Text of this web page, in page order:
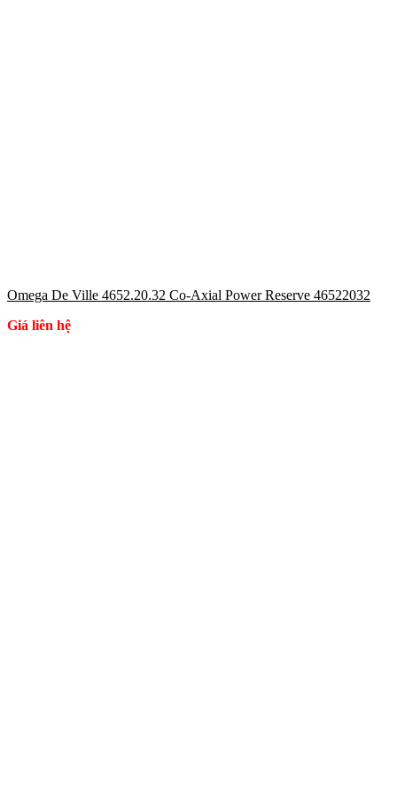
Omega De Ville 4652.20.32 Co-Axial Power Reserve 46522032
Giá liên hệ